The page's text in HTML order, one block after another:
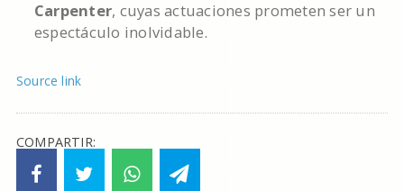
Carpenter, cuyas actuaciones prometen ser un
espectáculo inolvidable.
Source link
COMPARTIR: